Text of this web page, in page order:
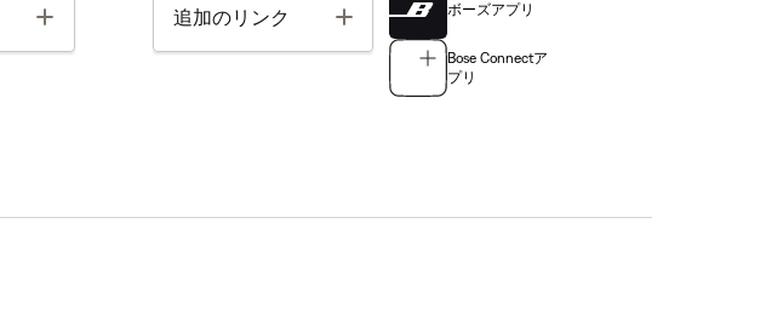
Toggle 追加のリンク Toggle ボーズアプリ
Bose Connectア
プリ